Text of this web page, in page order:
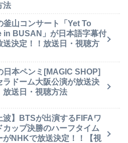
法
釜山コンサート「Yet To
in BUSAN」が日本語字幕付
送決定！！放送日・視聴方
日本ペンミ[MAGIC SHOP]
ラドーム大阪公演が放送決
放送日・視聴方法
波】BTSが出演するFIFAワ
カップ決勝のハーフタイム
がNHKで放送決定！！【視